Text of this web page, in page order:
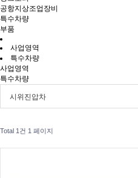
공항지상조업장비
특수차량
부품
사업영역
특수차량
사업영역
특수차량
시위진압차
Total 1건 1 페이지